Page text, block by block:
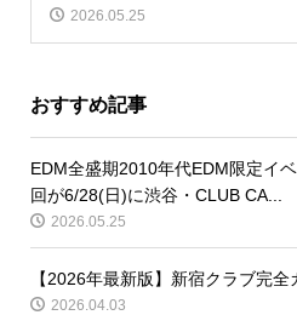
2026.05.25
おすすめ記事
EDM全盛期2010年代EDM限定イ
回が6/28(日)に渋谷・CLUB CA...
2026.05.25
【2026年最新版】新宿クラブ完全
2026.04.03